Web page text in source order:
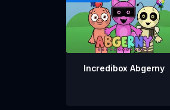
Incredibox Abgerny